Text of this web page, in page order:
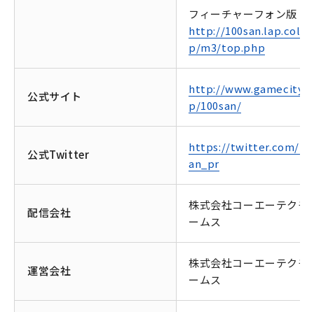
フィーチャーフォン版
http://
p/m3/top.php
公式サイト
http://
p/100san/
公式Twitter
https://twitter.com/
an_pr
配信会社
株式会社コーエーテクモ
ームス
運営会社
株式会社コーエーテクモ
ームス